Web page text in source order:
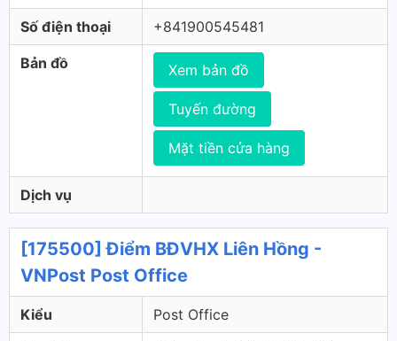
Số điện thoại +841900545481
Bản đồ Xem bản đồ
Tuyến đường
Mặt tiền cửa hàng
Dịch vụ
[175500] Điểm BĐVHX Liên Hồng -
VNPost Post Office
Kiểu Post Office